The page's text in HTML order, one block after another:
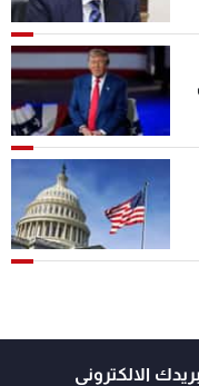
الالكتروني